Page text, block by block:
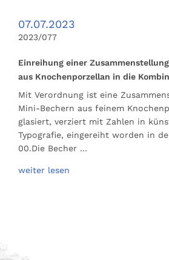
07.07.2023
2023/077
Einreihung einer
aus Knochenporzellan in die
Mit Verordnung ist eine
Mini-Bechern aus feinem
glasiert, verziert mit Zahlen in
Typografie, eingereiht worden in
00.Die Becher …
weiter lesen